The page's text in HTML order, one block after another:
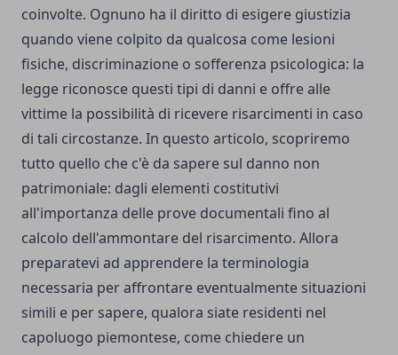
coinvolte. Ognuno ha il diritto di esigere giustizia
quando viene colpito da qualcosa come lesioni
fisiche, discriminazione o sofferenza psicologica: la
legge riconosce questi tipi di danni e offre alle
vittime la possibilità di ricevere risarcimenti in caso
di tali circostanze. In questo articolo, scopriremo
tutto quello che c'è da sapere sul danno non
patrimoniale: dagli elementi costitutivi
all'importanza delle prove documentali fino al
calcolo dell'ammontare del risarcimento. Allora
preparatevi ad apprendere la terminologia
necessaria per affrontare eventualmente situazioni
simili e per sapere, qualora siate residenti nel
capoluogo piemontese, come chiedere un